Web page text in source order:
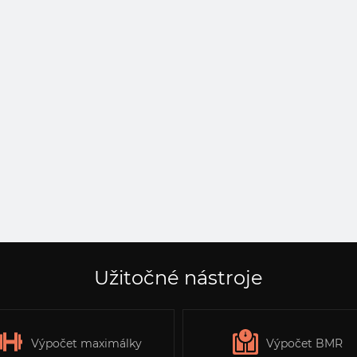
Užitočné nástroje
Výpočet maximálky Výpočet BMR